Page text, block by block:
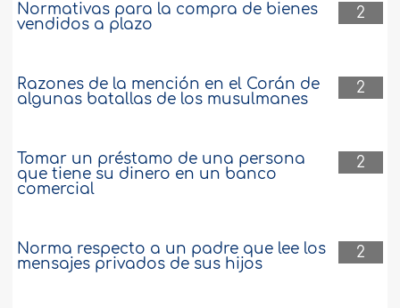
2
Normativas para la compra de bienes
vendidos a plazo
2
Razones de la mención en el Corán de
algunas batallas de los musulmanes
2
Tomar un préstamo de una persona
que tiene su dinero en un banco
comercial
2
Norma respecto a un padre que lee los
mensajes privados de sus hijos